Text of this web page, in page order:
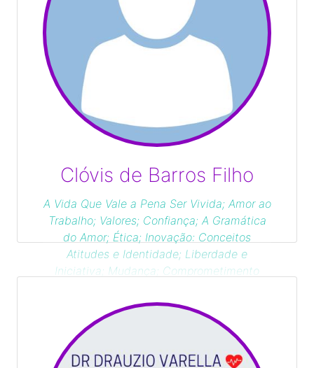
Clóvis de Barros Filho
A Vida Que Vale a Pena Ser Vivida; Amor ao
Trabalho; Valores; Confiança; A Gramática
do Amor; Ética; Inovação: Conceitos
Atitudes e Identidade; Liberdade e
Iniciativa; Mudança; Comprometimento